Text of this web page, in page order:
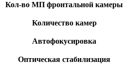
Кол-во МП фронтальной камеры
Количество камер
Автофокусировка
Оптическая стабилизация